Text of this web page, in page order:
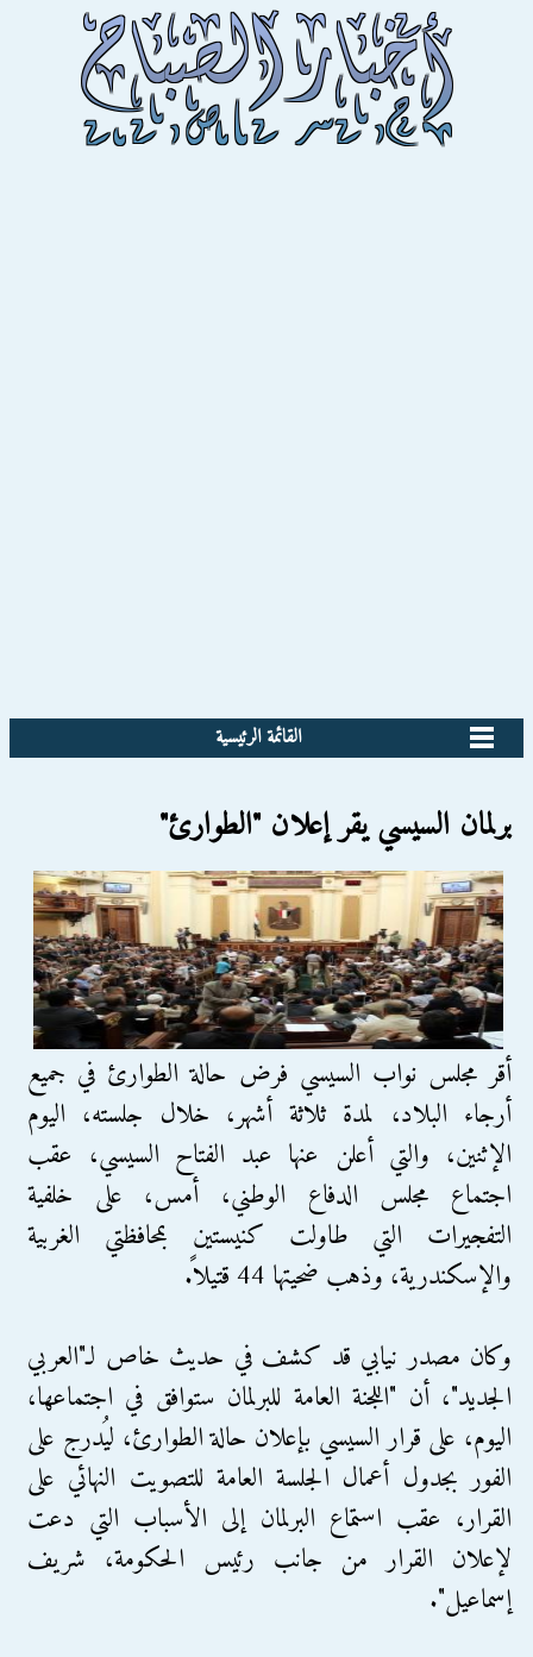
القائمة الرئيسية
برلمان السيسي يقر إعلان "الطوارئ"
أقر مجلس نواب السيسي فرض حالة الطوارئ في جميع
أرجاء البلاد، لمدة ثلاثة أشهر، خلال جلسته، اليوم
الإثنين، والتي أعلن عنها عبد الفتاح السيسي، عقب
اجتماع مجلس الدفاع الوطني، أمس، على خلفية
التفجيرات التي طاولت كنيستين بمحافظتي الغربية
والإسكندرية، وذهب ضحيتها 44 قتيلاً.
وكان مصدر نيابي قد كشف في حديث خاص لـ"العربي
الجديد"، أن "اللجنة العامة للبرلمان ستوافق في اجتماعها،
اليوم، على قرار السيسي بإعلان حالة الطوارئ، ليُدرج على
الفور بجدول أعمال الجلسة العامة للتصويت النهائي على
القرار، عقب استماع البرلمان إلى الأسباب التي دعت
لإعلان القرار من جانب رئيس الحكومة، شريف
إسماعيل".